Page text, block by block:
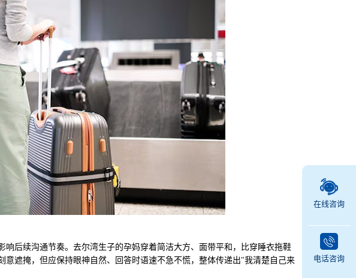
后续沟通节奏。去尔湾生子的孕妈穿着简洁大方、面带平和，比穿睡衣拖鞋
意遮掩，但应保持眼神自然、回答时语速不急不慌，整体传递出"我清楚自己来
在线咨询
电话咨询